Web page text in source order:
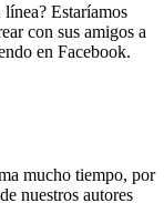
línea? Estaríamos
con sus amigos a
en Facebook.
mucho tiempo, por
nuestros autores